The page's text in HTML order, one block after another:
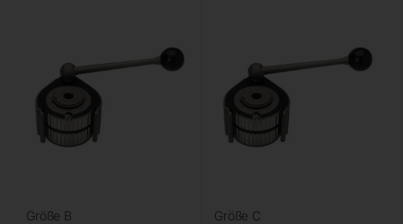
Größe B Größe C